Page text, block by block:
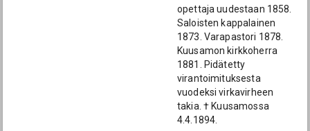
opettaja uudestaan 1858.
Saloisten kappalainen
1873. Varapastori 1878.
Kuusamon kirkkoherra
1881. Pidätetty
virantoimituksesta
vuodeksi virkavirheen
takia. † Kuusamossa
4.4.1894.